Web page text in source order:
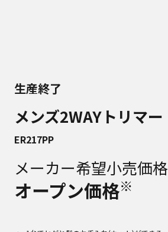
生産終了
メンズ2WAYトリマー
ER217PP
メーカー希望小売価格
オープン価格※